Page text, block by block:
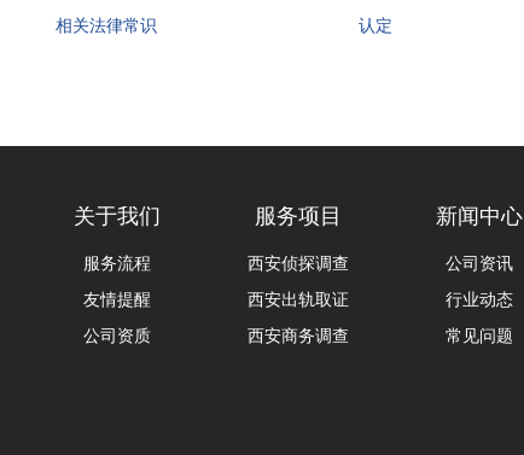
相关法律常识
认定
关于我们
服务流程
友情提醒
公司资质
服务项目
西安侦探调查
西安出轨取证
西安商务调查
新闻中心
公司资讯
行业动态
常见问题